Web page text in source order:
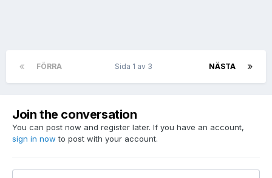
FÖRRA NÄSTA
Sida 1 av 3
Join the conversation
You can post now and register later. If you have an account,
sign in now to post with your account.